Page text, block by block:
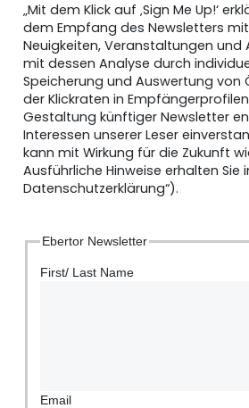
„Mit dem Klick auf ‚Sign Me Up!‘
dem Empfang des Newsletters
Neuigkeiten, Veranstaltungen und
mit dessen Analyse durch
Speicherung und Auswertung von
der Klickraten in
Gestaltung künftiger Newsletter
Interessen unserer Leser
kann mit Wirkung für die Zukunft
Ausführliche Hinweise erhalten Sie
Datenschutzerklärung“).
Ebertor Newsletter
First/ Last Name
Email